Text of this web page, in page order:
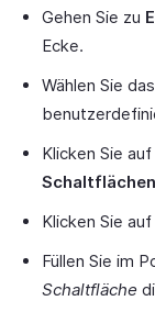
Gehen Sie zu
Ecke.
Wählen Sie
Klicken Sie
Schaltflächen
Klicken Sie auf
Füllen Sie im
Schaltfläche